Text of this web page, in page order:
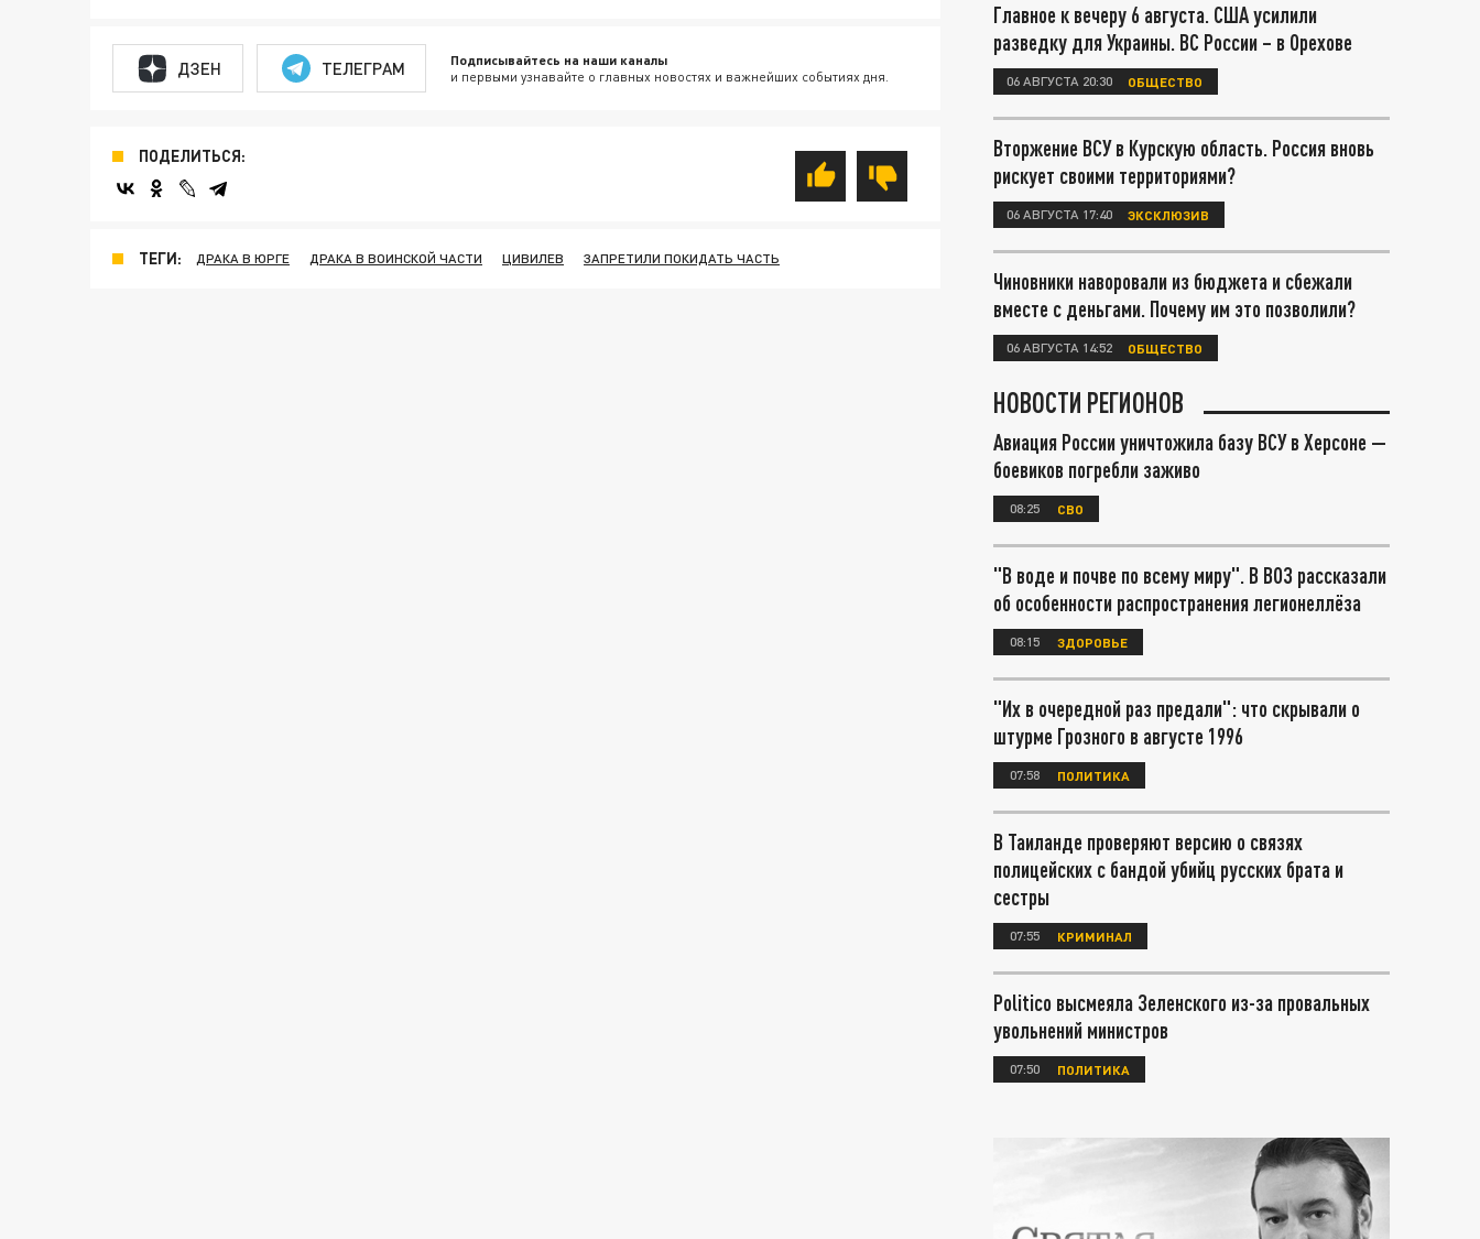
ДЗЕН ТЕЛЕГРАМ Подписывайтесь на наши каналы
и первыми узнавайте о главных новостях и важнейших событиях дня.
ПОДЕЛИТЬСЯ:
ТЕГИ: ДРАКА В ЮРГЕ ДРАКА В ВОИНСКОЙ ЧАСТИ ЦИВИЛЕВ ЗАПРЕТИЛИ ПОКИДАТЬ ЧАСТЬ
Главное к вечеру 6 августа. США усилили
разведку для Украины. ВС России – в Орехове
06 АВГУСТА 20:30 ОБЩЕСТВО
Вторжение ВСУ в Курскую область. Россия вновь
рискует своими территориями?
06 АВГУСТА 17:40 ЭКСКЛЮЗИВ
Чиновники наворовали из бюджета и сбежали
вместе с деньгами. Почему им это позволили?
06 АВГУСТА 14:52 ОБЩЕСТВО
НОВОСТИ РЕГИОНОВ
Авиация России уничтожила базу ВСУ в Херсоне —
боевиков погребли заживо
08:25 СВО
"В воде и почве по всему миру". В ВОЗ рассказали
об особенности распространения легионеллёза
08:15 ЗДОРОВЬЕ
"Их в очередной раз предали": что скрывали о
штурме Грозного в августе 1996
07:58 ПОЛИТИКА
В Таиланде проверяют версию о связях
полицейских с бандой убийц русских брата и
сестры
07:55 КРИМИНАЛ
Politico высмеяла Зеленского из-за провальных
увольнений министров
07:50 ПОЛИТИКА